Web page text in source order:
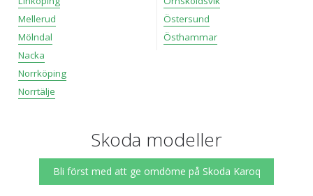
Mellerud
Mölndal
Nacka
Norrköping
Norrtälje
Östersund
Östhammar
Skoda modeller
Bli först med att ge omdöme på Skoda Karoq